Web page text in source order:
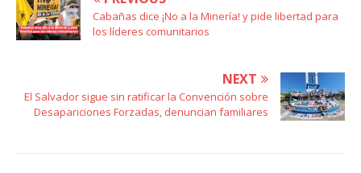
PREVIOUS
NEXT